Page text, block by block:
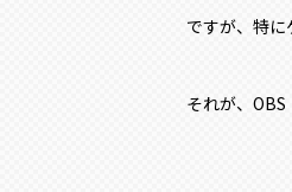
ですが、特に
それが、